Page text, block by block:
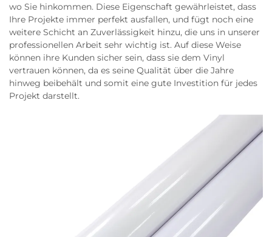
wo Sie hinkommen. Diese Eigenschaft gewährleistet, dass
Ihre Projekte immer perfekt ausfallen, und fügt noch eine
weitere Schicht an Zuverlässigkeit hinzu, die uns in unserer
professionellen Arbeit sehr wichtig ist. Auf diese Weise
können ihre Kunden sicher sein, dass sie dem Vinyl
vertrauen können, da es seine Qualität über die Jahre
hinweg beibehält und somit eine gute Investition für jedes
Projekt darstellt.